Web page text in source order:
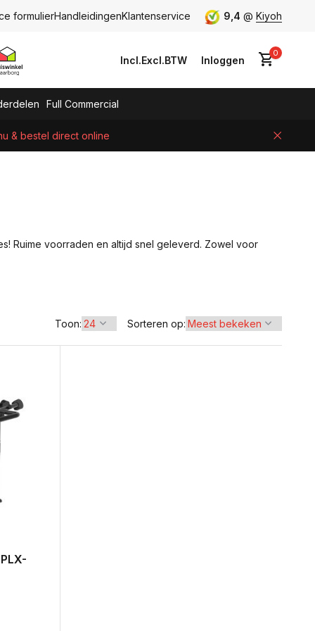
formulierHandleidingenKlantenservice 9,4 @ Kiyoh
Incl.Excl.BTW Inloggen
0
Full Commercial
& bestel direct online
Ruime voorraden en altijd snel geleverd. Zowel voor
Toon: Sorteren op: